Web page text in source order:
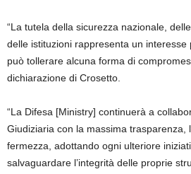
“La tutela della sicurezza nazionale,
delle istituzioni rappresenta un interesse
può tollerare alcuna forma di
dichiarazione di Crosetto.
“La Difesa [Ministry] continuerà a
Giudiziaria con la massima trasparenza,
fermezza, adottando ogni ulteriore
salvaguardare l’integrità delle proprie